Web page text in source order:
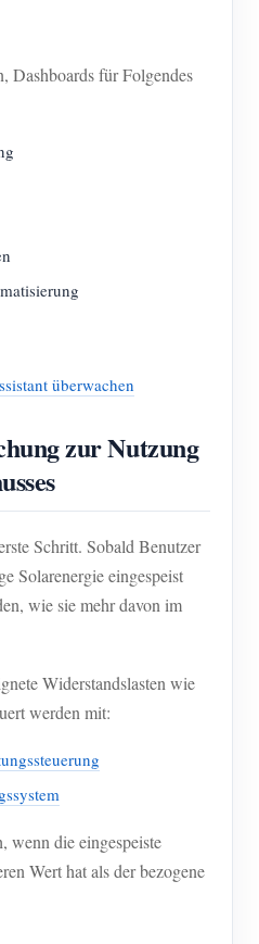
Dashboards für Folgendes
überwachen
zur Nutzung
Schritt. Sobald Benutzer
Solarenergie eingespeist
wie sie mehr davon im
Widerstandslasten wie
werden mit:
wenn die eingespeiste
Wert hat als der bezogene